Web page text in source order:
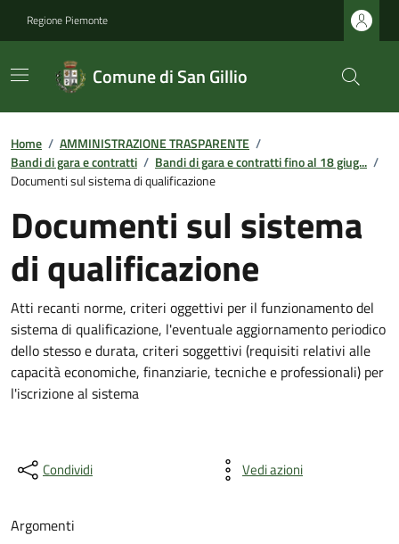
Regione Piemonte
Comune di San Gillio
Home / AMMINISTRAZIONE TRASPARENTE /
Bandi di gara e contratti / Bandi di gara e contratti fino al 18 giug... /
Documenti sul sistema di qualificazione
Documenti sul sistema
di qualificazione
Atti recanti norme, criteri oggettivi per il funzionamento del
sistema di qualificazione, l'eventuale aggiornamento periodico
dello stesso e durata, criteri soggettivi (requisiti relativi alle
capacità economiche, finanziarie, tecniche e professionali) per
l'iscrizione al sistema
Condividi Vedi azioni
Argomenti